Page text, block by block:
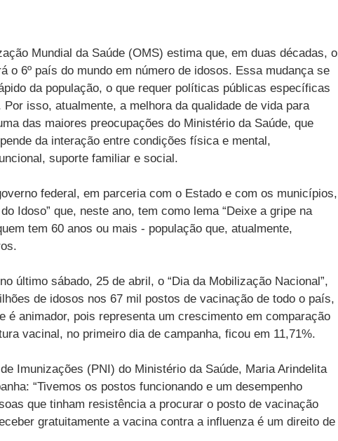
Mundial da Saúde (OMS) estima que, em duas décadas, o
o 6º país do mundo em número de idosos. Essa mudança se
da população, o que requer políticas públicas específicas
isso, atualmente, a melhora da qualidade de vida para
das maiores preocupações do Ministério da Saúde, que
da interação entre condições física e mental,
suporte familiar e social.
federal, em parceria com o Estado e com os municípios,
Idoso” que, neste ano, tem como lema “Deixe a gripe na
tem 60 anos ou mais - população que, atualmente,
último sábado, 25 de abril, o “Dia da Mobilização Nacional”,
de idosos nos 67 mil postos de vacinação de todo o país,
é animador, pois representa um crescimento em comparação
vacinal, no primeiro dia de campanha, ficou em 11,71%.
Imunizações (PNI) do Ministério da Saúde, Maria Arindelita
“Tivemos os postos funcionando e um desempenho
que tinham resistência a procurar o posto de vacinação
gratuitamente a vacina contra a influenza é um direito de